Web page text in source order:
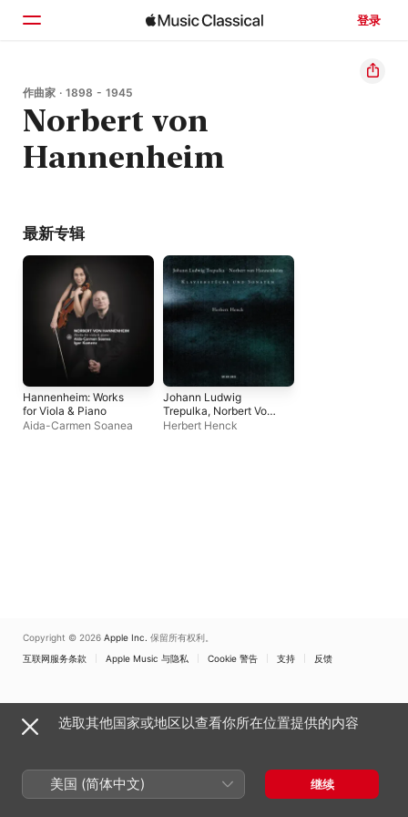
登录
主页
浏览
搜索
作曲家 · 1898 - 1945
Norbert von
Hannenheim
最新专辑
Hannenheim: Works
for Viola & Piano
Aida-Carmen Soanea
Johann Ludwig
Trepulka, Norbert Von
Hannenheim:
Herbert Henck
Copyright © 2026 Apple Inc. 保留所有权利。
互联网服务条款
Apple Music 与隐私 Cookie 警告 支持 反馈
选取其他国家或地区以查看你所在位置提供的内容
美国 (简体中文) 继续